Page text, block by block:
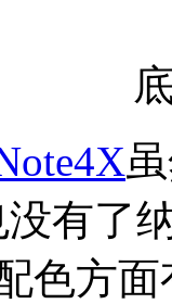
没有了
色方